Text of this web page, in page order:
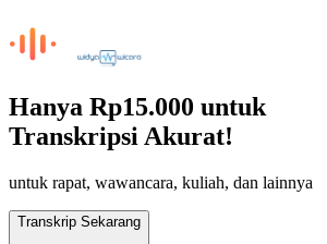
Hanya Rp15.000 untuk
Transkripsi Akurat!
untuk rapat, wawancara, kuliah, dan lainnya
Transkrip Sekarang